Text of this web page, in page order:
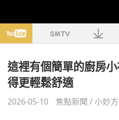
這裡有個簡單的廚房
得更輕鬆舒適
2026-05-10 焦點新聞 /小妙方